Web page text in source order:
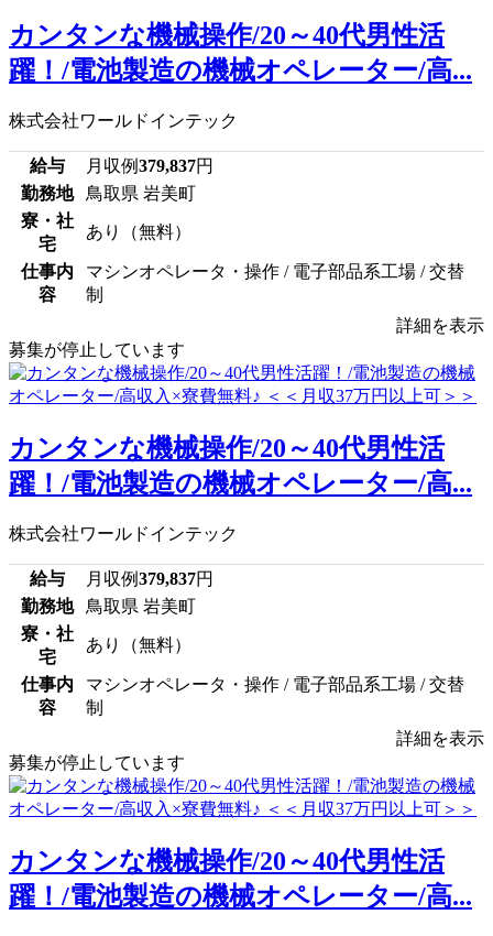
カンタンな機械操作/20～40代男性活
躍！/電池製造の機械オペレーター/高...
株式会社ワールドインテック
給与 月収例379,837円
勤務地
鳥取県 岩美町
寮・社
宅
あり（無料）
仕事内
容
マシンオペレータ・操作 / 電子部品系工場 / 交替
制
詳細を表示
募集が停止しています
カンタンな機械操作/20～40代男性活
躍！/電池製造の機械オペレーター/高...
株式会社ワールドインテック
給与 月収例379,837円
勤務地
鳥取県 岩美町
寮・社
宅
あり（無料）
仕事内
容
マシンオペレータ・操作 / 電子部品系工場 / 交替
制
詳細を表示
募集が停止しています
カンタンな機械操作/20～40代男性活
躍！/電池製造の機械オペレーター/高...